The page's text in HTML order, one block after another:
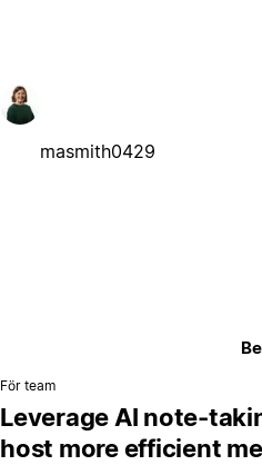
masmith0429
För team
Leverage AI note-
host more efficient